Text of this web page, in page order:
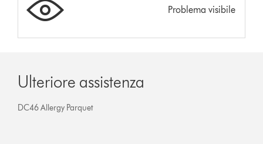
Problema visibile
Ulteriore assistenza
DC46 Allergy Parquet